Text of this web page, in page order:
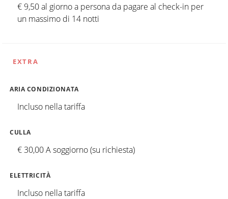
€ 9,50 al giorno a persona da pagare al check-in per
un massimo di 14 notti
EXTRA
ARIA CONDIZIONATA
Incluso nella tariffa
CULLA
€ 30,00 A soggiorno (su richiesta)
ELETTRICITÀ
Incluso nella tariffa